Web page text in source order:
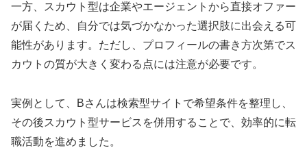
一方、スカウト型は企業やエージェントから直接オファー
が届くため、自分では気づかなかった選択肢に出会える可
能性があります。ただし、プロフィールの書き方次第でス
カウトの質が大きく変わる点には注意が必要です。
実例として、Bさんは検索型サイトで希望条件を整理し、
その後スカウト型サービスを併用することで、効率的に転
職活動を進めました。